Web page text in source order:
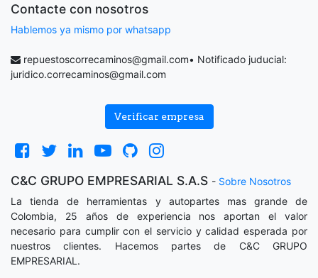
Contacte con nosotros
Hablemos ya mismo por whatsapp
repuestoscorrecaminos@gmail.com• Notificado juducial:
juridico.correcaminos@gmail.com
Verificar empresa
C&C GRUPO EMPRESARIAL S.A.S - Sobre Nosotros
La tienda de herramientas y autopartes mas grande de
Colombia, 25 años de experiencia nos aportan el valor
necesario para cumplir con el servicio y calidad esperada por
nuestros clientes. Hacemos partes de C&C GRUPO
EMPRESARIAL.